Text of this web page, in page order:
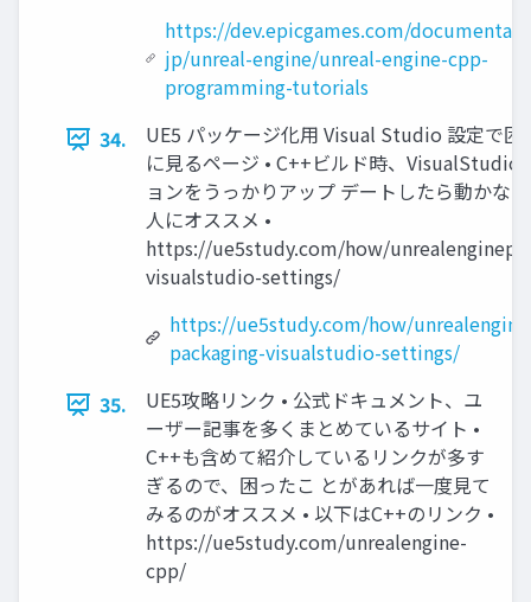
https://dev.epicgames.com/
jp/unreal-engine/unreal-engine-cpp-
programming-tutorials
34.
UE5 パッケージ化用 Visual Studio 設定で困
に見るページ • C++ビルド時、VisualStudio
ョンをうっかりアップ デートしたら動かな
人にオススメ •
https://ue5study.com/how/
visualstudio-settings/
https://ue5study.com/how/
packaging-visualstudio-settings/
35.
UE5攻略リンク • 公式ドキュメント、ユ
ーザー記事を多くまとめているサイト •
C++も含めて紹介しているリンクが多す
ぎるので、困ったこ とがあれば一度見て
みるのがオススメ • 以下はC++のリンク •
https://ue5study.com/unrealengine-
cpp/